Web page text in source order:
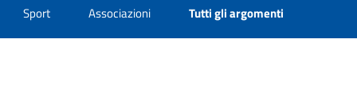
Sport Associazioni Tutti gli argomenti